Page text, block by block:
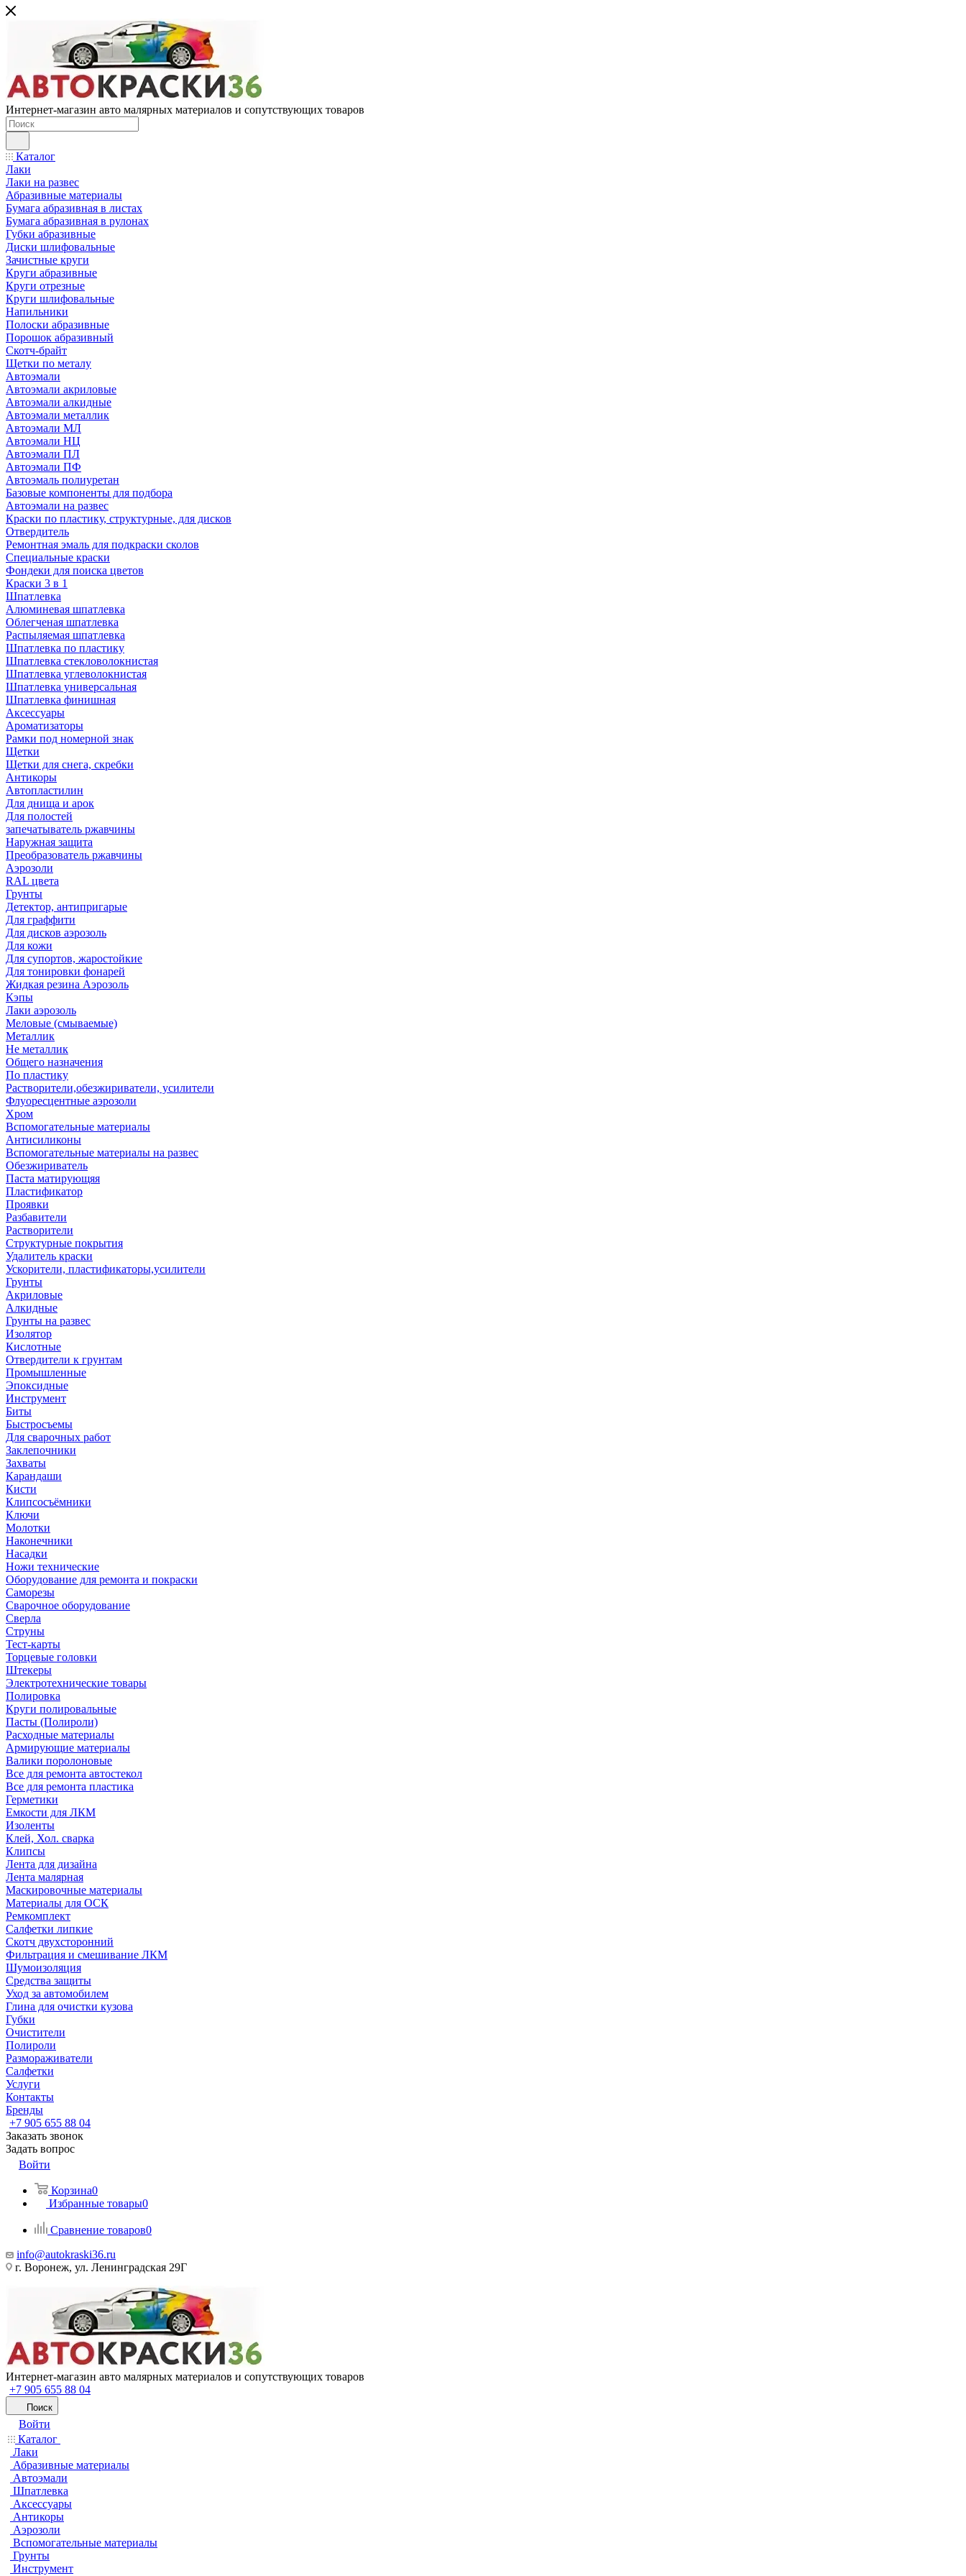
Интернет-магазин авто малярных материалов и сопутствующих товаров
Каталог
Лаки
Лаки на развес
Абразивные материалы
Бумага абразивная в листах
Бумага абразивная в рулонах
Губки абразивные
Диски шлифовальные
Зачистные круги
Круги абразивные
Круги отрезные
Круги шлифовальные
Напильники
Полоски абразивные
Порошок абразивный
Скотч-брайт
Щетки по металу
Автоэмали
Автоэмали акриловые
Автоэмали алкидные
Автоэмали металлик
Автоэмали МЛ
Автоэмали НЦ
Автоэмали ПЛ
Автоэмали ПФ
Автоэмаль полиуретан
Базовые компоненты для подбора
Автоэмали на развес
Краски по пластику, структурные, для дисков
Отвердитель
Ремонтная эмаль для подкраски сколов
Специальные краски
Фондеки для поиска цветов
Краски 3 в 1
Шпатлевка
Алюминевая шпатлевка
Облегченая шпатлевка
Распыляемая шпатлевка
Шпатлевка по пластику
Шпатлевка стекловолокнистая
Шпатлевка углеволокнистая
Шпатлевка универсальная
Шпатлевка финишная
Аксессуары
Ароматизаторы
Рамки под номерной знак
Щетки
Щетки для снега, скребки
Антикоры
Автопластилин
Для днища и арок
Для полостей
запечатыватель ржавчины
Наружная защита
Преобразователь ржавчины
Аэрозоли
RAL цвета
Грунты
Детектор, антипригарые
Для граффити
Для дисков аэрозоль
Для кожи
Для супортов, жаростойкие
Для тонировки фонарей
Жидкая резина Аэрозоль
Кэпы
Лаки аэрозоль
Меловые (смываемые)
Металлик
Не металлик
Общего назначения
По пластику
Растворители,обезжириватели, усилители
Флуоресцентные аэрозоли
Хром
Вспомогательные материалы
Антисиликоны
Вспомогательные материалы на развес
Обезжириватель
Паста матирующяя
Пластификатор
Проявки
Разбавители
Растворители
Структурные покрытия
Удалитель краски
Ускорители, пластификаторы,усилители
Грунты
Акриловые
Алкидные
Грунты на развес
Изолятор
Кислотные
Отвердители к грунтам
Промышленные
Эпоксидные
Инструмент
Биты
Быстросъемы
Для сварочных работ
Заклепочники
Захваты
Карандаши
Кисти
Клипсосъёмники
Ключи
Молотки
Наконечники
Насадки
Ножи технические
Оборудование для ремонта и покраски
Саморезы
Сварочное оборудование
Сверла
Струны
Тест-карты
Торцевые головки
Штекеры
Электротехнические товары
Полировка
Круги полировальные
Пасты (Полироли)
Расходные материалы
Армирующие материалы
Валики поролоновые
Все для ремонта автостекол
Все для ремонта пластика
Герметики
Емкости для ЛКМ
Изоленты
Клей, Хол. сварка
Клипсы
Лента для дизайна
Лента малярная
Маскировочные материалы
Материалы для ОСК
Ремкомплект
Салфетки липкие
Скотч двухсторонний
Фильтрация и смешивание ЛКМ
Шумоизоляция
Средства защиты
Уход за автомобилем
Глина для очистки кузова
Губки
Очистители
Полироли
Размораживатели
Салфетки
Услуги
Контакты
Бренды
+7 905 655 88 04
Заказать звонок
Задать вопрос
Войти
Корзина0
Избранные товары0
Сравнение товаров0
info@autokraski36.ru
г. Воронеж, ул. Ленинградская 29Г
Интернет-магазин авто малярных материалов и сопутствующих товаров
+7 905 655 88 04
Поиск
Войти
Каталог
Лаки
Абразивные материалы
Автоэмали
Шпатлевка
Аксессуары
Антикоры
Аэрозоли
Вспомогательные материалы
Грунты
Инструмент